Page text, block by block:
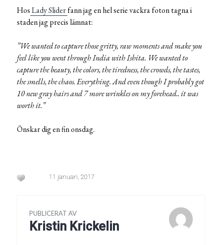
HosLady Sliderfann jag en hel serie vackra foton tagna i
staden jag precis lämnat:
”We wanted to capture those gritty, raw moments and make you
feel like you went through India with Ishita. We wanted to
capture the beauty, the colors, the tiredness, the crowds, the tastes,
the smells, the chaos. Everything. And even though I probably got
10 new gray hairs and 7 more wrinkles on my forehead.. it was
worth it.”
Önskar dig en fin onsdag.
11 januari, 2017
PUBLICERAT AV
Kristin Krickelin